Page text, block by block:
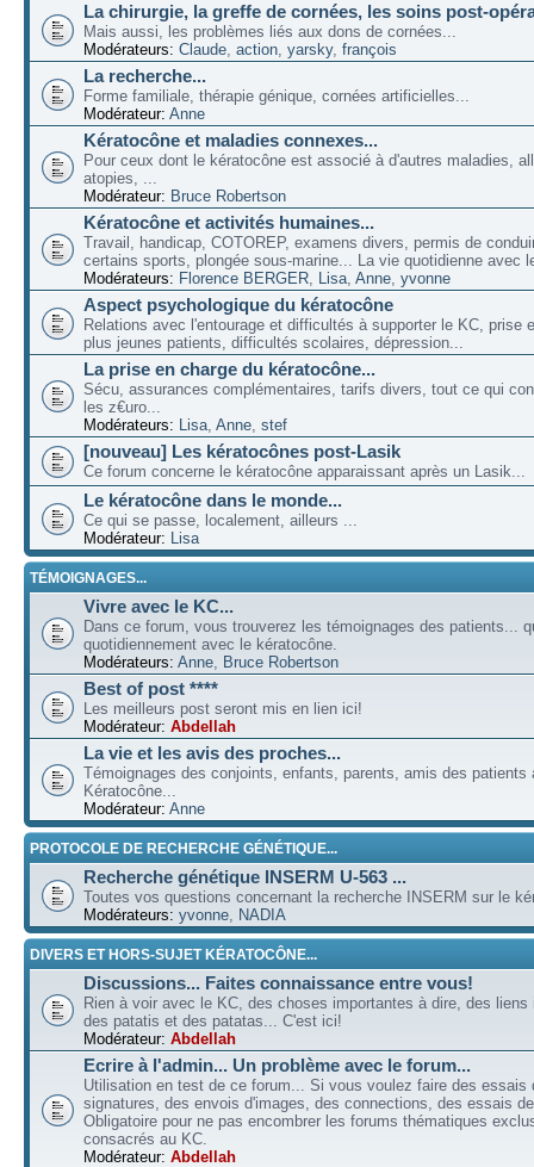
La chirurgie, la greffe de cornées, les soins post-
Mais aussi, les problèmes liés aux dons de cornées...
Modérateurs: Claude, action, yarsky, françois
La recherche...
Forme familiale, thérapie génique, cornées artificielles...
Modérateur: Anne
Kératocône et maladies connexes...
Pour ceux dont le kératocône est associé à d'autres maladies,
atopies, ...
Modérateur: Bruce Robertson
Kératocône et activités humaines...
Travail, handicap, COTOREP, examens divers, permis de
certains sports, plongée sous-marine... La vie quotidienne avec
Modérateurs: Florence BERGER, Lisa, Anne, yvonne
Aspect psychologique du kératocône
Relations avec l'entourage et difficultés à supporter le KC, prise
plus jeunes patients, difficultés scolaires, dépression...
La prise en charge du kératocône...
Sécu, assurances complémentaires, tarifs divers, tout ce qui
les z€uro...
Modérateurs: Lisa, Anne, stef
[nouveau] Les kératocônes post-Lasik
Ce forum concerne le kératocône apparaissant après un Lasik...
Le kératocône dans le monde...
Ce qui se passe, localement, ailleurs ...
Modérateur: Lisa
TÉMOIGNAGES...
Vivre avec le KC...
Dans ce forum, vous trouverez les témoignages des patients...
quotidiennement avec le kératocône.
Modérateurs: Anne, Bruce Robertson
Best of post ****
Les meilleurs post seront mis en lien ici!
Modérateur: Abdellah
La vie et les avis des proches...
Témoignages des conjoints, enfants, parents, amis des patients
Kératocône...
Modérateur: Anne
PROTOCOLE DE RECHERCHE GÉNÉTIQUE...
Recherche génétique INSERM U-563 ...
Toutes vos questions concernant la recherche INSERM sur le
Modérateurs: yvonne, NADIA
DIVERS ET HORS-SUJET KÉRATOCÔNE...
Discussions... Faites connaissance entre vous!
Rien à voir avec le KC, des choses importantes à dire, des liens
des patatis et des patatas... C'est ici!
Modérateur: Abdellah
Ecrire à l'admin... Un problème avec le forum...
Utilisation en test de ce forum... Si vous voulez faire des essais
signatures, des envois d'images, des connections, des essais
Obligatoire pour ne pas encombrer les forums thématiques
consacrés au KC.
Modérateur: Abdellah